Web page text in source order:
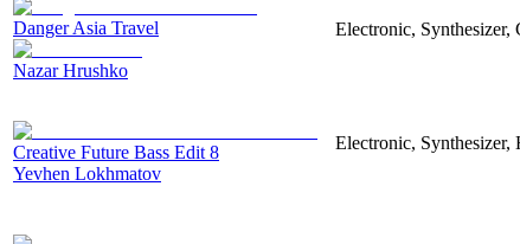
Danger Asia Travel
Nazar Hrushko
Electronic,
Creative Future Bass Edit 8
Yevhen Lokhmatov
Electronic, Synthesizer,